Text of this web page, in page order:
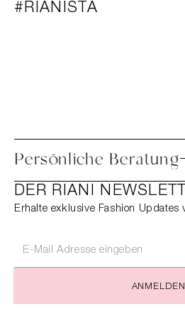
#RIANISTA
Persönliche
DER RIANI
Erhalte exklusive Fashion Updates
ANMELDEN